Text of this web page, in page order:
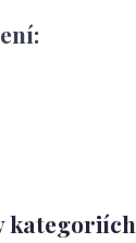
kategoriích